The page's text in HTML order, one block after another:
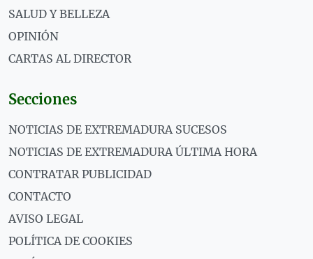
SALUD Y BELLEZA
OPINIÓN
CARTAS AL DIRECTOR
Secciones
NOTICIAS DE EXTREMADURA SUCESOS
NOTICIAS DE EXTREMADURA ÚLTIMA HORA
CONTRATAR PUBLICIDAD
CONTACTO
AVISO LEGAL
POLÍTICA DE COOKIES